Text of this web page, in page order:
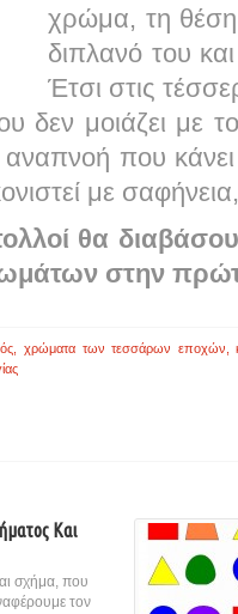
χρώμα, τη θέση
διπλανό του
Έτσι στις
δεν μοιάζει με
που
με
θα
στην
χρώματα των τεσσάρων εποχών ,
Και
σχήμα, που
τον